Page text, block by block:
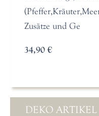
Zusätze und Ge
34,90 €
DEKO ARTIKEL